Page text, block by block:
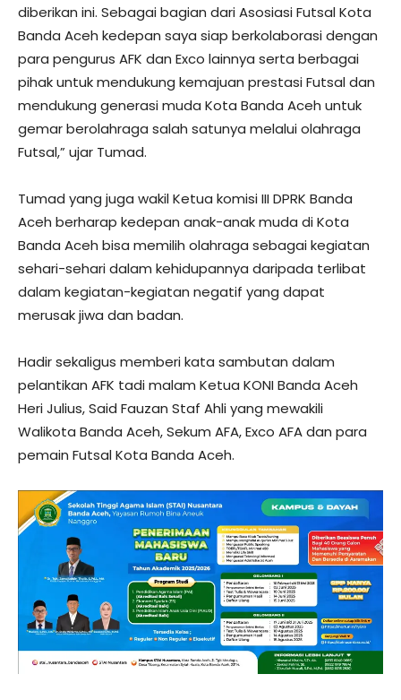
diberikan ini. Sebagai bagian dari Asosiasi Futsal Kota
Banda Aceh kedepan saya siap berkolaborasi dengan
para pengurus AFK dan Exco lainnya serta berbagai
pihak untuk mendukung kemajuan prestasi Futsal dan
mendukung generasi muda Kota Banda Aceh untuk
gemar berolahraga salah satunya melalui olahraga
Futsal,” ujar Tumad.
Tumad yang juga wakil Ketua komisi III DPRK Banda
Aceh berharap kedepan anak-anak muda di Kota
Banda Aceh bisa memilih olahraga sebagai kegiatan
sehari-sehari dalam kehidupannya daripada terlibat
dalam kegiatan-kegiatan negatif yang dapat
merusak jiwa dan badan.
Hadir sekaligus memberi kata sambutan dalam
pelantikan AFK tadi malam Ketua KONI Banda Aceh
Heri Julius, Said Fauzan Staf Ahli yang mewakili
Walikota Banda Aceh, Sekum AFA, Exco AFA dan para
pemain Futsal Kota Banda Aceh.